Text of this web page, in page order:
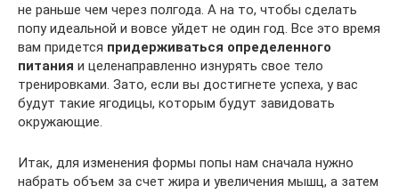
не раньше чем через полгода. А на то, чтобы сделать
попу идеальной и вовсе уйдет не один год. Все это время
вам придется придерживаться определенного
питания и целенаправленно изнурять свое тело
тренировками. Зато, если вы достигнете успеха, у вас
будут такие ягодицы, которым будут завидовать
окружающие.
Итак, для изменения формы попы нам сначала нужно
набрать объем за счет жира и увеличения мышц, а затем